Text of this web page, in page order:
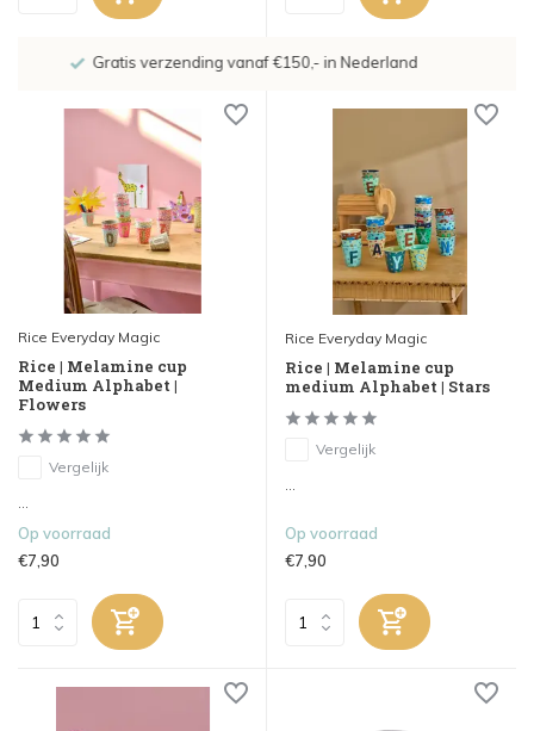
De nieuwe collecties zijn binnen, shoppen maar!
Rice Everyday Magic
Rice | Melamine cup
Medium Alphabet |
Flowers
Vergelijk
...
Op voorraad
€7,90
Rice Everyday Magic
Rice | Melamine cup
medium Alphabet | Stars
Vergelijk
...
Op voorraad
€7,90